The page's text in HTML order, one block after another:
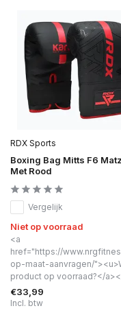
RDX Sports
Boxing Bag Mitts F6
Met Rood
Vergelijk
Niet op voorraad
<a
href="https://
op-maat-aanvragen/
product op voorraad?</
€33,99
Incl. btw